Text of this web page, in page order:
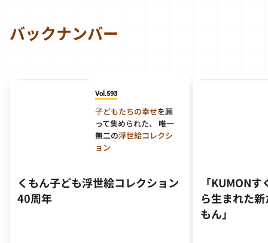
バックナンバー
Vol.593
子どもたちの幸せを願
って集められた、 唯一
無二の浮世絵コレクシ
ョン
くもん子ども浮世絵コレクション
40周年
「KUMON
ら生まれた
もん」